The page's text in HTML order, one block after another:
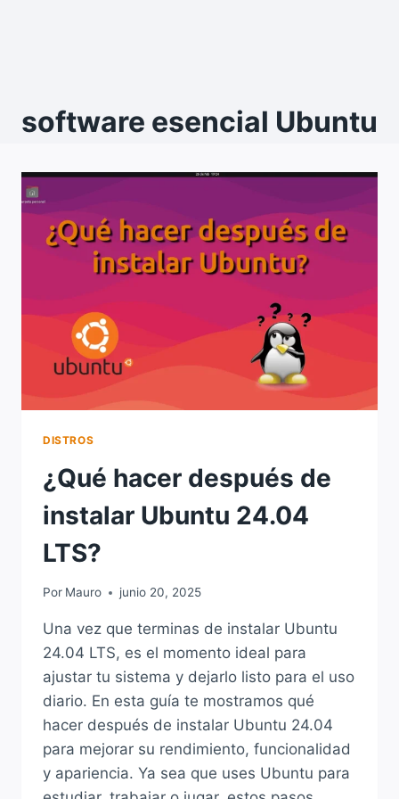
software esencial Ubuntu
DISTROS
¿Qué hacer después de
instalar Ubuntu 24.04
LTS?
Por Mauro junio 20, 2025
Una vez que terminas de instalar Ubuntu
24.04 LTS, es el momento ideal para
ajustar tu sistema y dejarlo listo para el uso
diario. En esta guía te mostramos qué
hacer después de instalar Ubuntu 24.04
para mejorar su rendimiento, funcionalidad
y apariencia. Ya sea que uses Ubuntu para